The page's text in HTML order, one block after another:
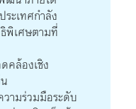
ระเทศกำลัง
พิเศษตามที่
คล้องเชิง
ามร่วมมือระดับ